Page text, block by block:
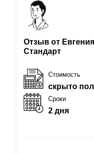
Отзыв от
Стандарт
Стоимость
скрыто
Сроки
2 дня